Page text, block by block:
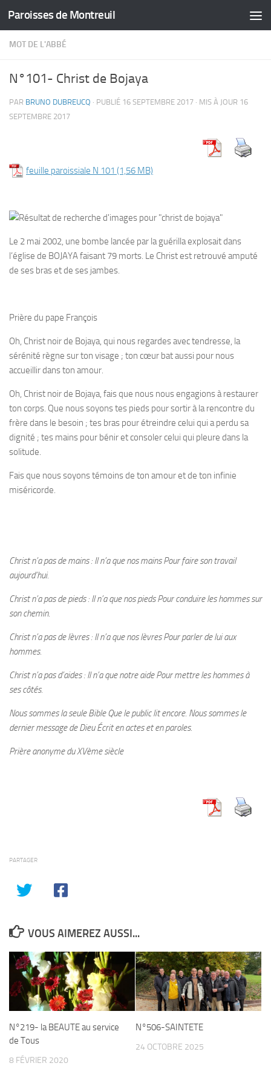
Skip to content
Paroisses de Montreuil
MOT DE L'ABBÉ
N°101- Christ de Bojaya
PAR BRUNO DUBREUCQ · PUBLIÉ 16 SEPTEMBRE 2017 · MIS À JOUR 16
SEPTEMBRE 2017
feuille paroissiale N 101
Le 2 mai 2002, une bombe lancée par la guérilla explosait dans
l’église de BOJAYA faisant 79 morts. Le Christ est retrouvé amputé
de ses bras et de ses jambes.
Prière du pape François
Oh, Christ noir de Bojaya, qui nous regardes avec tendresse, la
sérénité règne sur ton visage ; ton cœur bat aussi pour nous
accueillir dans ton amour.
Oh, Christ noir de Bojaya, fais que nous nous engagions à restaurer
ton corps. Que nous soyons tes pieds pour sortir à la rencontre du
frère dans le besoin ; tes bras pour étreindre celui qui a perdu sa
dignité ; tes mains pour bénir et consoler celui qui pleure dans la
solitude.
Fais que nous soyons témoins de ton amour et de ton infinie
miséricorde.
Christ n’a pas de mains : Il n’a que nos mains Pour faire son travail
aujourd’hui.
Christ n’a pas de pieds : Il n’a que nos pieds Pour conduire les hommes sur
son chemin.
Christ n’a pas de lèvres : Il n’a que nos lèvres Pour parler de lui aux
hommes.
Christ n’a pas d’aides : Il n’a que notre aide Pour mettre les hommes à
ses côtés.
Nous sommes la seule Bible Que le public lit encore. Nous sommes le
dernier message de Dieu Écrit en actes et en paroles.
Prière anonyme du XVème siècle
PARTAGER
VOUS AIMEREZ AUSSI...
N°219- la BEAUTE au service
de Tous
8 FÉVRIER 2020
N°506-SAINTETE
24 OCTOBRE 2025